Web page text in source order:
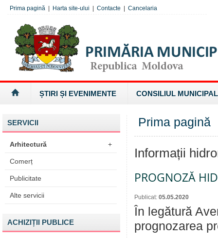
Prima pagină Harta site-ului Contacte Cancelaria
ȘTIRI ȘI EVENIMENTE CONSILIUL MUNICIPAL
SERVICII
Arhitectură +
Comerț
Publicitate
Alte servicii
ACHIZIȚII PUBLICE
Prima pagină
Informații
PROGNOZĂ
Publicat: 05.05.2020
În legătură
prognozarea